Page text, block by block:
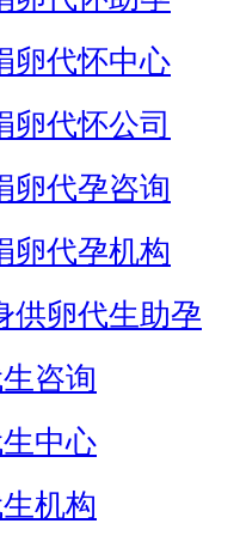
卵代怀中心
卵代怀公司
卵代孕咨询
卵代孕机构
供卵代生助孕
咨询
中心
机构